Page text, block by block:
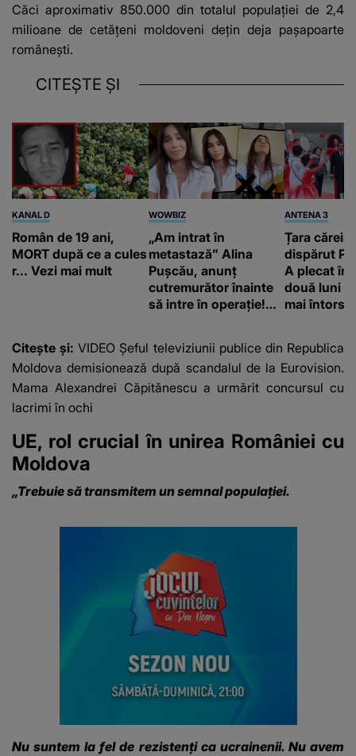
Căci aproximativ 850.000 din totalul populației de 2,4
milioane de cetățeni moldoveni dețin deja pașapoarte
românești.
CITEȘTE ȘI
KANAL D
Român de 19 ani,
MORT după ce a cules
r... Vezi mai mult
WOWBIZ
„Am intrat în
metastază” Alina
Pușcău, anunț
cutremurător înainte
să intre în operație!
fanilor
ANTENA 3
Țara căreia
dispărut
A plecat în
două luni
mai întors
Citește și:VIDEO Șeful televiziunii publice din Republica
Moldova demisionează după scandalul de la Eurovision.
Mama Alexandrei Căpitănescu a urmărit concursul cu
lacrimi în ochi
UE, rol crucial în unirea României cu
Moldova
„Trebuie să transmitem un semnal populației.
Nu suntem la fel de rezistenți ca ucrainenii. Nu avem